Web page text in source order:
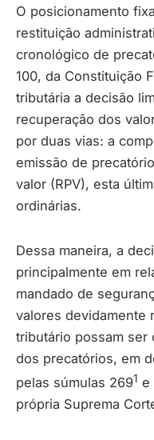
O posicionamento
restituição
cronológico de
100, da Constituição
tributária a decisão
recuperação dos
por duas vias: a
emissão de
valor (RPV), esta
ordinárias.
Dessa maneira, a
principalmente em
mandado de
valores devidamente
tributário possam ser
dos precatórios, em
pelas súmulas 2691 e
própria Suprema